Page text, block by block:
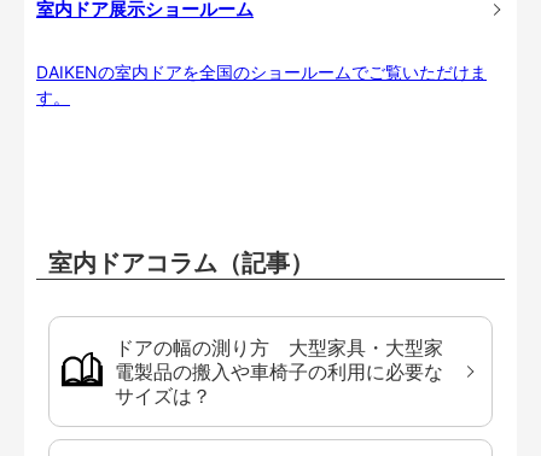
室内ドア展示ショールーム
DAIKENの室内ドアを全国のショールームでご覧いただけま
す。
室内ドアコラム（記事）
ドアの幅の測り方 大型家具・大型家
電製品の搬入や車椅子の利用に必要な
サイズは？